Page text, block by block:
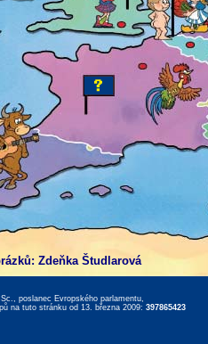
Zdeňka Študlarová
poslanec Evropského parlamentu,
na tuto stránku od 13. března 2009: 397865423